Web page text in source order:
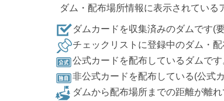
ダム・配布場所情報に表示されている
ダムカードを収集済みのダムです(
チェックリストに登録中のダム・
公式カードを配布しているダムです
非公式カードを配布している(公式
ダムから配布場所までの距離が離